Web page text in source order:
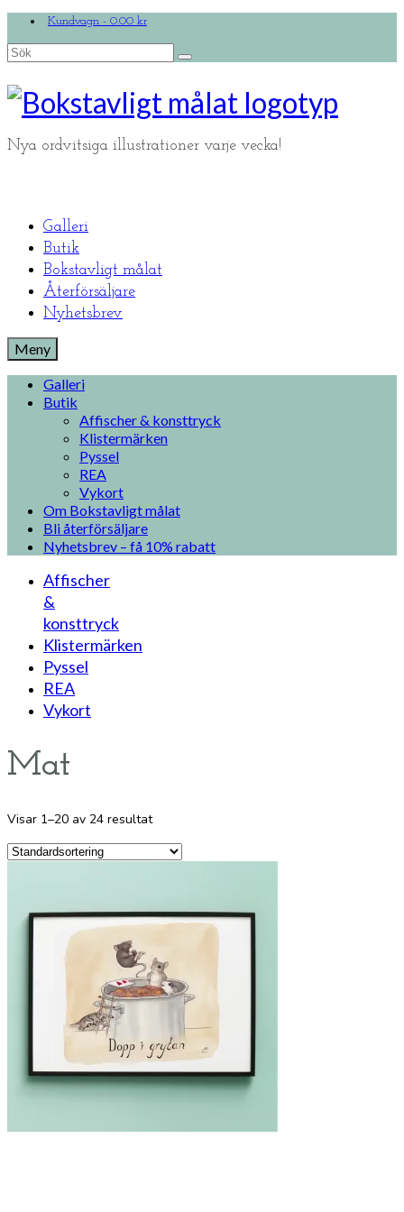
Kundvagn - 0.00 kr
Search
Nya ordvitsiga illustrationer varje vecka!
Galleri
Butik
Bokstavligt målat
Återförsäljare
Nyhetsbrev
Meny
Galleri
Butik
Affischer & konsttryck
Klistermärken
Pyssel
REA
Vykort
Om Bokstavligt målat
Bli återförsäljare
Nyhetsbrev – få 10% rabatt
Affischer
&
konsttryck
Klistermärken
Pyssel
REA
Vykort
Mat
Visar 1–20 av 24 resultat